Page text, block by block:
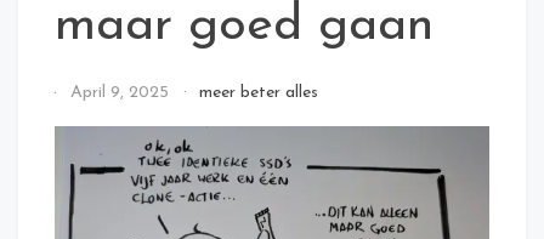
maar goed gaan
ByApril 9, 2025 meer beter alles